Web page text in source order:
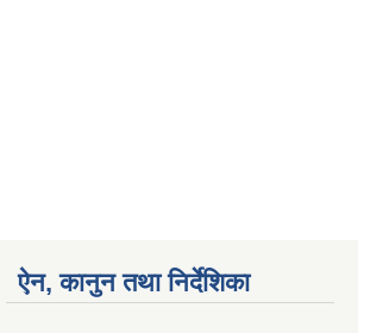
ऐन, कानुन तथा निर्देशिका